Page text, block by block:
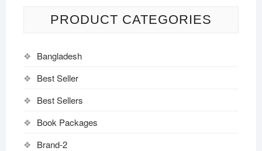
PRODUCT CATEGORIES
Bangladesh
Best Seller
Best Sellers
Book Packages
Brand-2